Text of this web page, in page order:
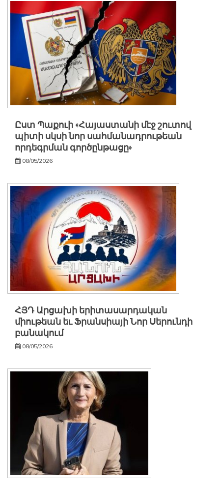
Ըստ Պաքուի «Հայաստանի մէջ շուտով
պիտի սկսի նոր սահմանադրութեան
որդեգրման գործընթացը»
08/05/2026
ՀՅԴ Արցախի երիտասարդական
միութեան եւ Ֆրանսիայի Նոր Սերունդի
բանակում
08/05/2026